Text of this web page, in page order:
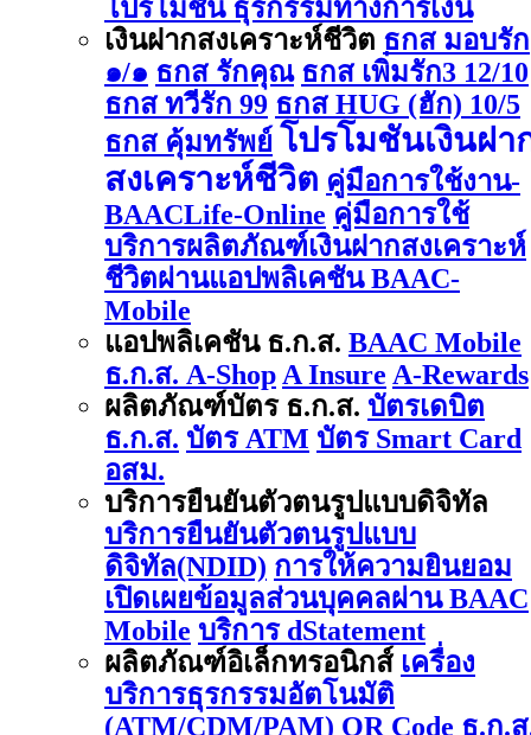
โปรโมชัน ธุรกรรมทางการเงิน
เงินฝากสงเคราะห์ชีวิต ธกส มอบรัก
๑/๑ ธกส รักคุณ ธกส เพิ่มรัก3 12/10
ธกส ทวีรัก 99 ธกส HUG (ฮัก) 10/5
ธกส คุ้มทรัพย์ โปรโมชันเงินฝา
สงเคราะห์ชีวิต คู่มือการใช้งาน-
BAACLife-Online คู่มือการใช้
บริการผลิตภัณฑ์เงินฝากสงเคราะห์
ชีวิตผ่านแอปพลิเคชัน BAAC-
Mobile
แอปพลิเคชัน ธ.ก.ส. BAAC Mobile
ธ.ก.ส. A-Shop A Insure A-Rewards
ผลิตภัณฑ์บัตร ธ.ก.ส. บัตรเดบิต
ธ.ก.ส. บัตร ATM บัตร Smart Card
อสม.
บริการยืนยันตัวตนรูปแบบดิจิทัล
บริการยืนยันตัวตนรูปแบบ
ดิจิทัล(NDID) การให้ความยินยอม
เปิดเผยข้อมูลส่วนบุคคลผ่าน BAAC
Mobile บริการ dStatement
ผลิตภัณฑ์อิเล็กทรอนิกส์ เครื่อง
บริการธุรกรรมอัตโนมัติ
(ATM/CDM/PAM) QR Code ธ.ก.